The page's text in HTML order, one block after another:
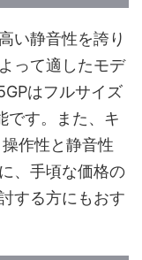
い静音性を誇り
って適したモデ
はフルサイズ
です。また、キ
作性と静音性
、手頃な価格の
する方にもおす